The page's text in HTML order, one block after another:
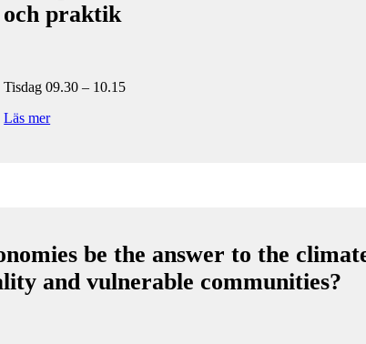
och praktik
Tisdag 09.30 – 10.15
Läs mer
be the answer to the
and vulnerable communities?